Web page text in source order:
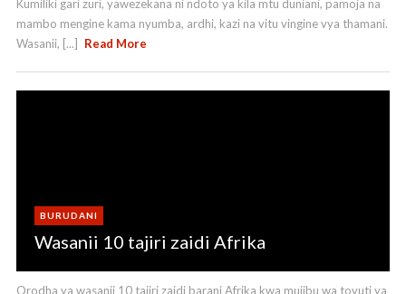
Kumiliki gari zuri, yawezekana ni ndoto ya kila mtu duniani, pamoja na
mambo mengine kama nyumba, ardhi, kazi na vitu vingine vya thamani.
Wasanii, [...]
Read More
BURUDANI
Wasanii 10 tajiri zaidi Afrika
Orodha ya wasanii 10 tajiri zaidi barani Afrika kwa mujibu wa tovuti ya